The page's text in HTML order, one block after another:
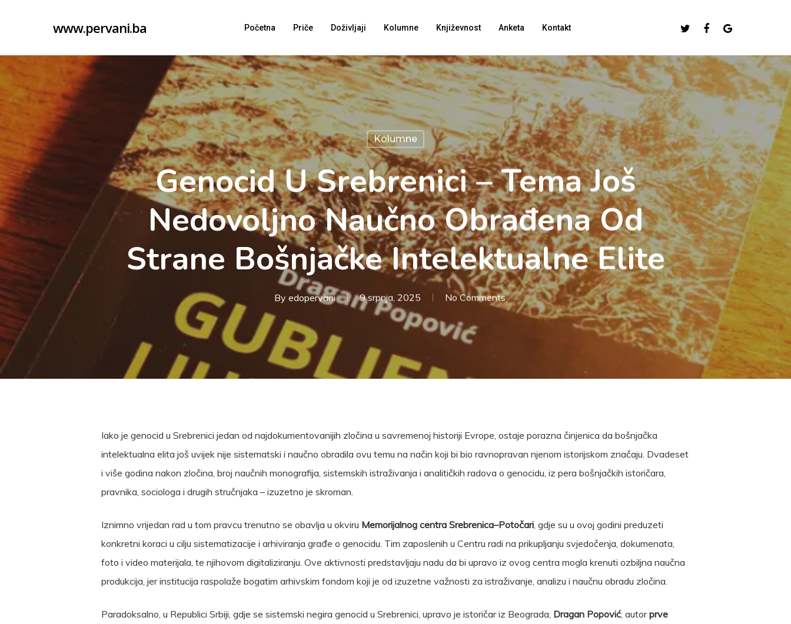
content
www.pervani.ba Početna Priče Doživljaji Kolumne Književnost Anketa Kontakt Twitter FacebookGoogle-
Kolumne
Genocid U Srebrenici – Tema Još
Nedovoljno Naučno Obrađena Od
Strane Bošnjačke Intelektualne Elite
By edopervani 9 srpnja, 2025 No Comments
Iako je genocid u Srebrenici jedan od najdokumentovanijih zločina u savremenoj historiji Evrope, ostaje porazna činjenica da bošnjačka
intelektualna elita još uvijek nije sistematski i naučno obradila ovu temu na način koji bi bio ravnopravan njenom istorijskom značaju. Dvadeset
i više godina nakon zločina, broj naučnih monografija, sistemskih istraživanja i analitičkih radova o genocidu, iz pera bošnjačkih istoričara,
pravnika, sociologa i drugih stručnjaka – izuzetno je skroman.
Iznimno vrijedan rad u tom pravcu trenutno se obavlja u okviru Memorijalnog centra Srebrenica–Potočari, gdje su u ovoj godini preduzeti
konkretni koraci u cilju sistematizacije i arhiviranja građe o genocidu. Tim zaposlenih u Centru radi na prikupljanju svjedočenja, dokumenata,
foto i video materijala, te njihovom digitaliziranju. Ove aktivnosti predstavljaju nadu da bi upravo iz ovog centra mogla krenuti ozbiljna naučna
produkcija, jer institucija raspolaže bogatim arhivskim fondom koji je od izuzetne važnosti za istraživanje, analizu i naučnu obradu zločina.
Paradoksalno, u Republici Srbiji, gdje se sistemski negira genocid u Srebrenici, upravo je istoričar iz Beograda, Dragan Popović, autorprve